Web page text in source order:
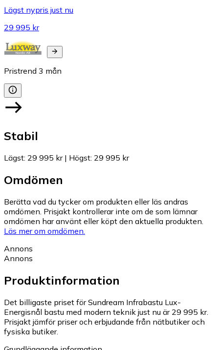
Lägst nypris just nu
29 995 kr
Pristrend 3 mån
Stabil
Lägst: 29 995 kr| Högst: 29 995 kr
Omdömen
Berätta vad du tycker om produkten eller läs andras
omdömen. Prisjakt kontrollerar inte om de som lämnar
omdömen har använt eller köpt den aktuella produkten.
Läs mer om omdömen.
Annons
Annons
Produktinformation
Det billigaste priset för Sundream Infrabastu Lux-
Energisnål bastu med modern teknik just nu är 29 995 kr.
Prisjakt jämför priser och erbjudande från nätbutiker och
fysiska butiker.